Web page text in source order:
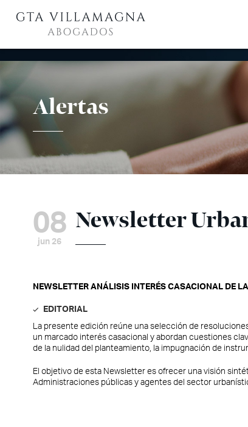
Alertas
08
jun 26
Newsletter
NEWSLETTER ANÁLISIS INTERÉS CASACIONAL DE
EDITORIAL
La presente edición reúne una selección de
un marcado interés casacional y abordan cuestiones
de la nulidad del planteamiento, la impugnación de
El objetivo de esta Newsletter es ofrecer una visión
Administraciones públicas y agentes del sector